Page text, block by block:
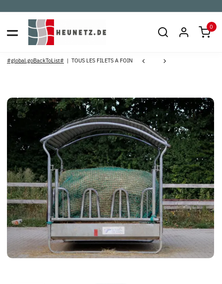
0
#global.goBackToList# TOUS LES FILETS A FOIN